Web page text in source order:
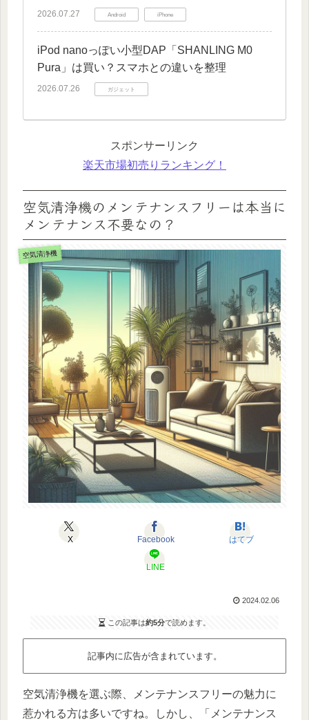
2026.07.27 Android iPhone
iPod nanoっぽい小型DAP「SHANLING M0
Pura」は買い？スマホとの違いを整理
2026.07.26 ガジェット
スポンサーリンク
楽天市場初売りランキング！
空気清浄機のメンテナンスフリーは本当に
メンテナンス不要なの？
空気清浄機
X Facebook はてブ
LINE
2024.02.06
この記事は約5分で読めます。
記事内に広告が含まれています。
空気清浄機を選ぶ際、メンテナンスフリーの魅力に
惹かれる方は多いですね。しかし、「メンテナンス